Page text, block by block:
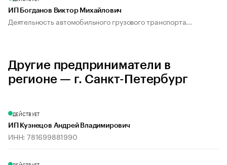
ИП Богданов Виктор Михайлович
Деятельность автомобильного грузового транспорта...
Другие предприниматели в
регионе — г. Санкт-Петербург
ДЕЙСТВУЕТ
ИП Кузнецов Андрей Владимирович
ИНН: 781699881990